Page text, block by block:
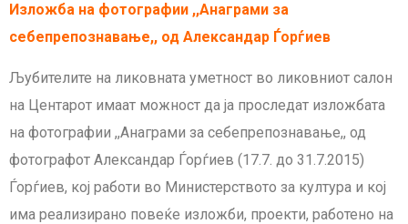
Изложба на фотографии ,,Анаграми за
себепрепознавање,, од Александар Ѓорѓиев
Љубителите на ликовната уметност во ликовниот салон
на Центарот имаат можност да ја проследат изложбата
на фотографии ,,Анаграми за себепрепознавање,, од
фотографот Александар Ѓорѓиев (17.7. до 31.7.2015)
Ѓорѓиев, кој работи во Министерството за култура и кој
има реализирано повеќе изложби, проекти, работено на